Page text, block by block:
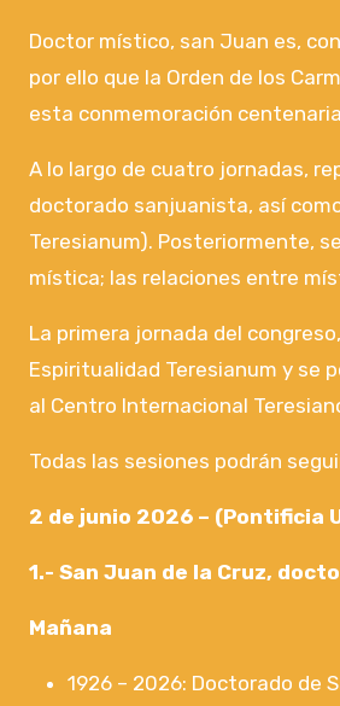
Doctor místico, san Juan es,
por ello que la Orden de los
esta conmemoración
A lo largo de cuatro jornadas,
doctorado sanjuanista, así
Teresianum). Posteriormente,
mística; las relaciones entre
La primera jornada del
Espiritualidad Teresianum y se
al Centro Internacional
Todas las sesiones podrán
2 de junio 2026 – (Pontificia
1.- San Juan de la Cruz,
Mañana
1926 – 2026: Doctorado de